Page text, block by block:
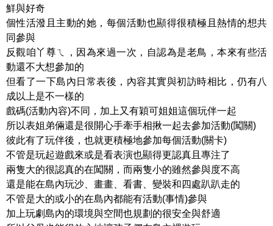
鮮與好奇
個性活潑且主動的她，每個活動也顯得很積極且熱情的想共
同參與
反觀咱丫尊ㄟ，因為來過一次，自認為是老鳥，本來有些活
動還不大想參加的
但看了一下島內日常表後，內容其實與初訪時相比，仍有八
成以上是不一樣的
戲碼(活動內容)不同，加上又有穎可姐姐這個玩伴一起
所以表姐弟倆還是很開心手牽手相揪一起去參加活動(闖關)
彼此有了玩伴後，也就更積極地參加每個活動(關卡)
不管是玩起遊戲來或是看表演也顯得更認真且專注了
兩隻大的很認真的在闖關，而兩隻小的雖然參與度不高
還是能在島內玩沙、畫畫、看書、變裝和四處趴趴走的
不管是大的或小的在島內都能有活動(事情)參與
加上玩劇島內的環境與空間也規劃的很安全與舒適